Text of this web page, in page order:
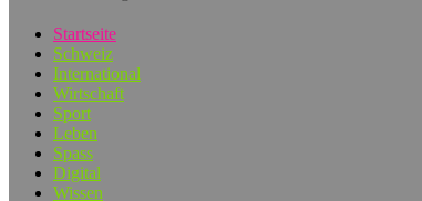
Startseite
Schweiz
International
Wirtschaft
Sport
Leben
Spass
Digital
Wissen